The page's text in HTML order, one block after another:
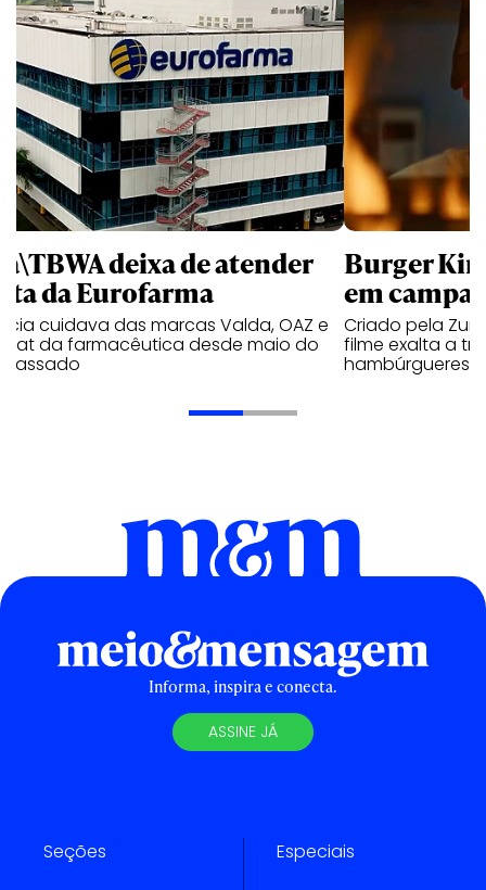
deixa de atender
da Eurofarma
cuidava das marcas Valda, OAZ e
da farmacêutica desde maio do
Burger
em
Criado pela
filme exalta a
hambúrgueres
Informa, inspira e conecta.
ASSINE JÁ
Seções Especiais